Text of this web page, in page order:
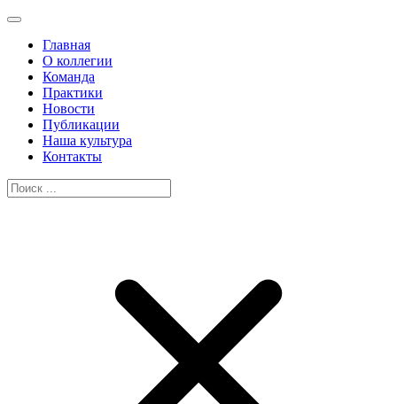
Главная
О коллегии
Команда
Практики
Новости
Публикации
Наша культура
Контакты